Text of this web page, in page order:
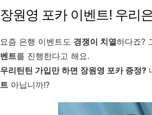
장원영 포카 이벤트! 우리
요즘 은행 이벤트도 경쟁이 치열하다죠?
벤트를 진행한다고 해요.
우리틴틴 가입만 하면 장원영 포카 증정?
트 아닙니까!?